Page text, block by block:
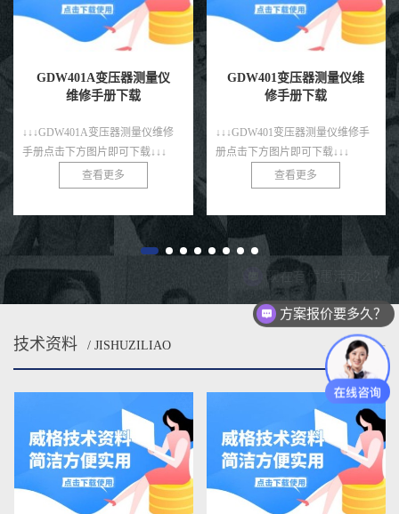
GDW401A变压器测量仪
维修手册下载
↓↓↓GDW401A变压器测量仪维修
手册点击下方图片即可下载↓↓↓
查看更多
GDW401变压器测量仪维
修手册下载
↓↓↓GDW401变压器测量仪维修手
册点击下方图片即可下载↓↓↓
查看更多
技术资料 / JISHUZILIAO MORE
方案报价要多久？